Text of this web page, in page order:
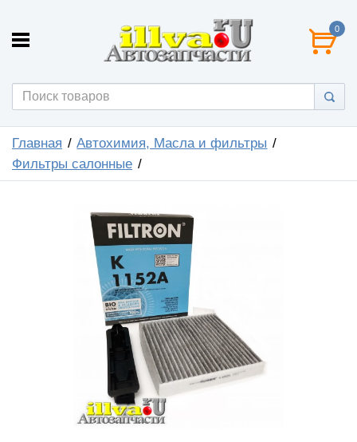
0
Главная
Автохимия, Масла и фильтры
Фильтры салонные